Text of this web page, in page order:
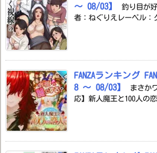
～ 08/03】
釣り目が
者：ねぐりえレーベル：
FANZAランキング
8 ～ 08/03】
まさか
応】新人魔王と100人の